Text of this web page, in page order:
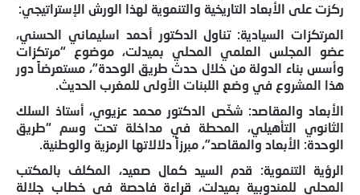
ركزت على الأبعاد التاريخية والتنموية لهذا الورش الإستراتيجي:
المرتكزات السيادية: تناول الدكتور أحمد اسليماني الحسني،
عضو المجلس العلمي المحلي بميدلت، موضوع “مرتكزات
وأسس بناء الدولة من خلال حدث طريق الوحدة”، مستعرضاً دور
هذا المشروع في وضع اللبنات الأولى للمغرب الحديث.
الأبعاد والمقاصد: شخّص الدكتور محمد عزيوي، أستاذ السلك
الثانوي التأهيلي، المحطة في مداخلة تحت وسم “طريق
الوحدة: الأبعاد والمقاصد”، مبرزاً دلالاتها الرمزية والوطنية.
الرؤية التنموية: قدم السيد كمال صعيد، المكلف بالمكتب
المحلي للمندوبية بميدلت، قراءة فاحصة في خطاب جلالة